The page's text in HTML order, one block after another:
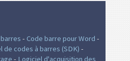
- Code barre pour Word -
de codes à barres (SDK) -
- Logiciel d'acquisition des